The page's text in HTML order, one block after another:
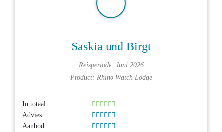
Saskia und Birgt
Reisperiode: Juni 2026
Product: Rhino Watch Lodge
In totaal
Advies
Aanbod